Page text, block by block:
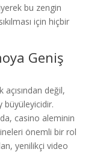
bu zengin
için hiçbir
Geniş
değil,
büyüleyicidir.
casino aleminin
önemli bir rol
yenilikçi video